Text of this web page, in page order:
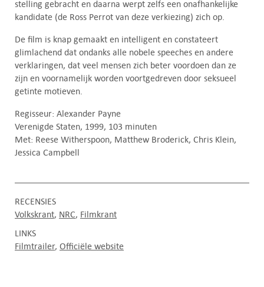
stelling gebracht en daarna werpt zelfs een onafhankelijke
kandidate (de Ross Perrot van deze verkiezing) zich op.
De film is knap gemaakt en intelligent en constateert
glimlachend dat ondanks alle nobele speeches en andere
verklaringen, dat veel mensen zich beter voordoen dan ze
zijn en voornamelijk worden voortgedreven door seksueel
getinte motieven.
Regisseur: Alexander Payne
Verenigde Staten, 1999, 103 minuten
Met: Reese Witherspoon, Matthew Broderick, Chris Klein,
Jessica Campbell
RECENSIES
Volkskrant NRC Filmkrant
LINKS
Filmtrailer Officiële website